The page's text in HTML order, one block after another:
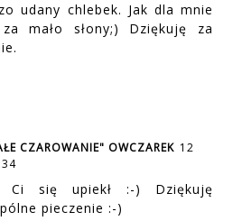
udany chlebek. Jak dla mnie
mało słony;) Dziękuję za
CZAROWANIE" OWCZAREK 12
Ci się upiekł :-) Dziękuję
pieczenie :-)